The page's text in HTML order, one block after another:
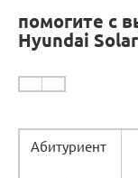
помогите с
Hyundai
Абитуриент